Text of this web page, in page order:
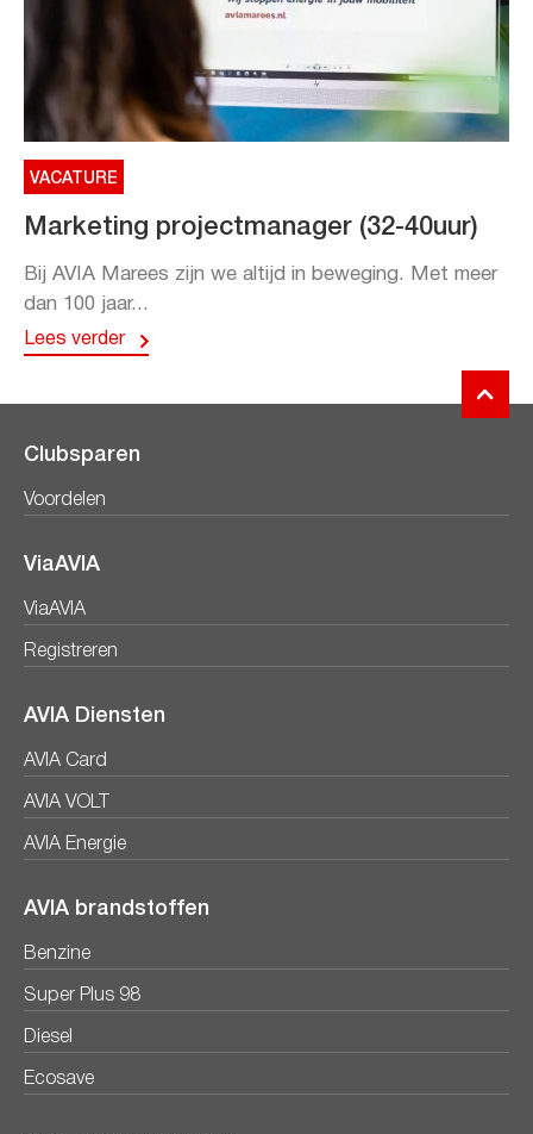
VACATURE
Marketing projectmanager (32-40uur)
Bij AVIA Marees zijn we altijd in beweging. Met meer
dan 100 jaar...
Lees verder
Clubsparen
Voordelen
ViaAVIA
ViaAVIA
Registreren
AVIA Diensten
AVIA Card
AVIA VOLT
AVIA Energie
AVIA brandstoffen
Benzine
Super Plus 98
Diesel
Ecosave